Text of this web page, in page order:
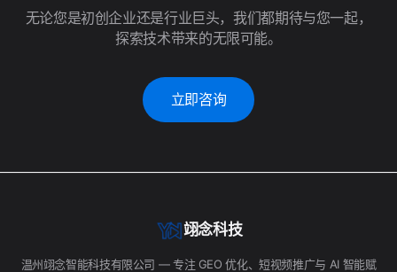
无论您是初创企业还是行业巨头，我们都期待与您一起，
探索技术带来的无限可能。
立即咨询
翊念科技
温州翊念智能科技有限公司 — 专注 GEO 优化、短视频推广与 AI 智能赋